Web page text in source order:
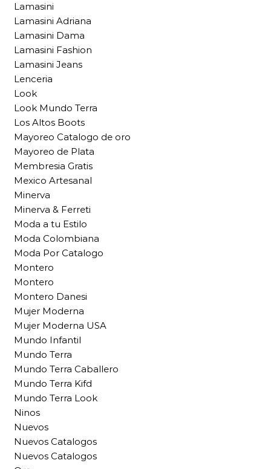
Lamasini
Lamasini Adriana
Lamasini Dama
Lamasini Fashion
Lamasini Jeans
Lenceria
Look
Look Mundo Terra
Los Altos Boots
Mayoreo Catalogo de oro
Mayoreo de Plata
Membresia Gratis
Mexico Artesanal
Minerva
Minerva & Ferreti
Moda a tu Estilo
Moda Colombiana
Moda Por Catalogo
Montero
Montero
Montero Danesi
Mujer Moderna
Mujer Moderna USA
Mundo Infantil
Mundo Terra
Mundo Terra Caballero
Mundo Terra Kifd
Mundo Terra Look
Ninos
Nuevos
Nuevos Catalogos
Nuevos Catalogos